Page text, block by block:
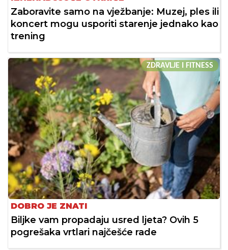
Zaboravite samo na vježbanje: Muzej, ples ili
koncert mogu usporiti starenje jednako kao
trening
ZDRAVLJE I FITNESS
DOBRO JE ZNATI
Biljke vam propadaju usred ljeta? Ovih 5
pogrešaka vrtlari najčešće rade